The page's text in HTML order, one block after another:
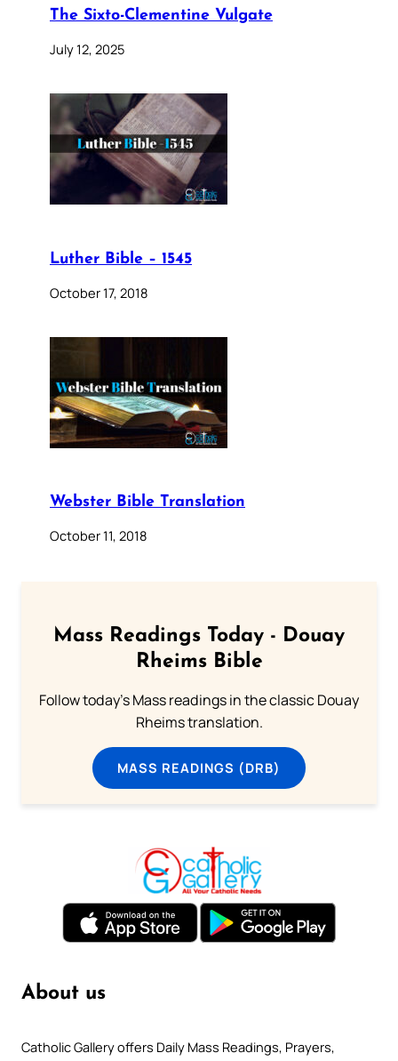
The Sixto-Clementine Vulgate
July 12, 2025
Luther Bible – 1545
October 17, 2018
Webster Bible Translation
October 11, 2018
Mass Readings Today - Douay
Rheims Bible
Follow today's Mass readings in the classic Douay
Rheims translation.
MASS READINGS (DRB)
About us
Catholic Gallery offers Daily Mass Readings, Prayers,